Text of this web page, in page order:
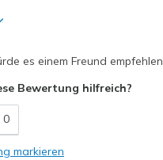
es einem Freund empfehlen
Bewertung hilfreich?
0
markieren